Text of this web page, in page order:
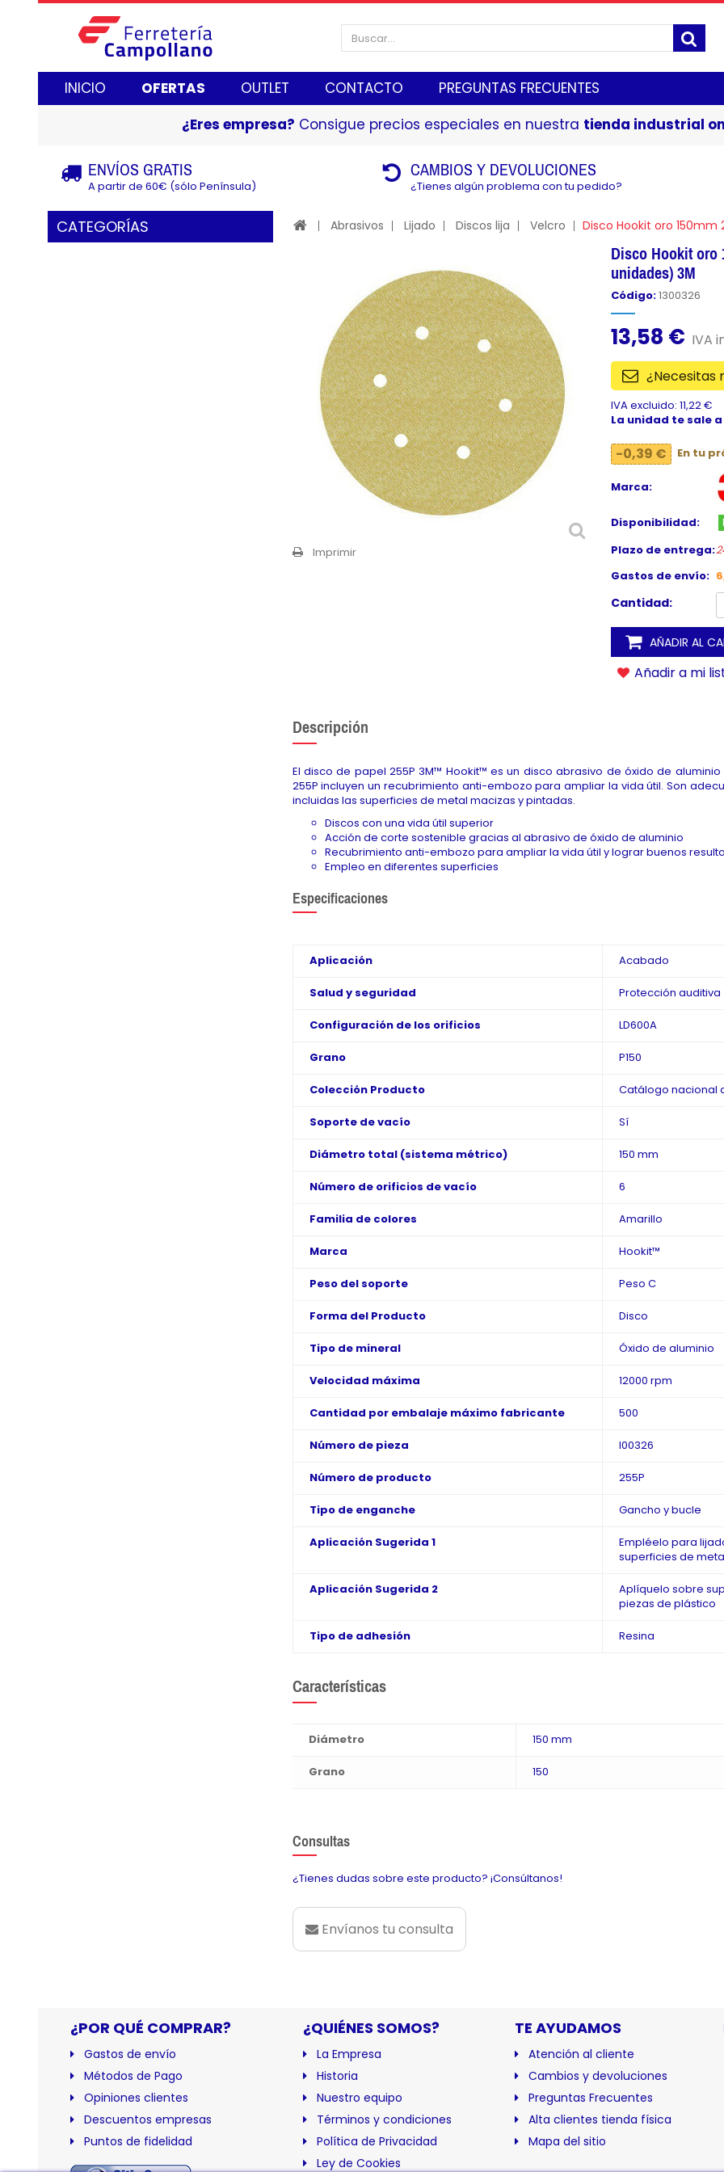
INICIO OFERTAS OUTLET CONTACTO PREGUNTAS FRECUENTES
¿Eres empresa? Consigue precios especiales en nuestra tienda industrial
ENVÍOS GRATIS
A partir de 60€ (sólo Península)
CAMBIOS Y DEVOLUCIONES
¿Tienes algún problema con tu pedido?
CATEGORÍAS Abrasivos Lijado Discos lija Velcro Disco Hookit oro 150mm
Imprimir
Disco Hookit oro
unidades) 3M
Código:1300326
13,58 € IVA
¿Necesitas
IVA excluido: 11,22 €
La unidad te sale
-0,39 € En tu
Marca:
Disponibilidad:
Plazo de entrega:
Gastos de envío:
Cantidad:
AÑADIR AL
Añadir a mi
Descripción
El disco de papel 255P 3M™ Hookit™ es un disco abrasivo de óxido de
255P incluyen un recubrimiento anti-embozo para ampliar la vida útil. Son
incluidas las superficies de metal macizas y pintadas.
Discos con una vida útil superior
Acción de corte sostenible gracias al abrasivo de óxido de aluminio
Recubrimiento anti-embozo para ampliar la vida útil y lograr buenos
Empleo en diferentes superficies
Especificaciones
Aplicación Acabado
Salud y seguridad Protección auditiva
Configuración de los orificios LD600A
Grano P150
Colección Producto Catálogo nacional
Soporte de vacío Sí
Diámetro total (sistema métrico) 150 mm
Número de orificios de vacío 6
Familia de colores Amarillo
Marca Hookit™
Peso del soporte Peso C
Forma del Producto Disco
Tipo de mineral Óxido de aluminio
Velocidad máxima 12000 rpm
Cantidad por embalaje máximo fabricante 500
Número de pieza I00326
Número de producto 255P
Tipo de enganche Gancho y bucle
Aplicación Sugerida 1
Empléelo para
superficies de
Aplicación Sugerida 2
Aplíquelo sobre
piezas de plástico
Tipo de adhesión Resina
Características
Diámetro 150 mm
Grano 150
Consultas
¿Tienes dudas sobre este producto? ¡Consúltanos!
Envíanos tu consulta
¿POR QUÉ COMPRAR?
Gastos de envío
Métodos de Pago
Opiniones clientes
Descuentos empresas
Puntos de fidelidad
¿QUIÉNES SOMOS?
La Empresa
Historia
Nuestro equipo
Términos y condiciones
Política de Privacidad
Ley de Cookies
TE AYUDAMOS
Atención al cliente
Cambios y devoluciones
Preguntas Frecuentes
Alta clientes tienda física
Mapa del sitio